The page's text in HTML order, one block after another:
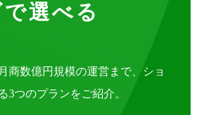
選べる
商数億円規模の運営まで、ショ
3つのプランをご紹介。